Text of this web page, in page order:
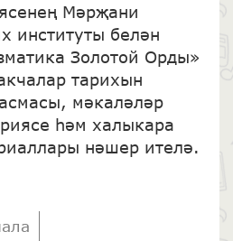
Мәрҗани
институты белән
Золотой Орды»
тарихын
мәкаләләр
һәм халыкара
нәшер ителә.